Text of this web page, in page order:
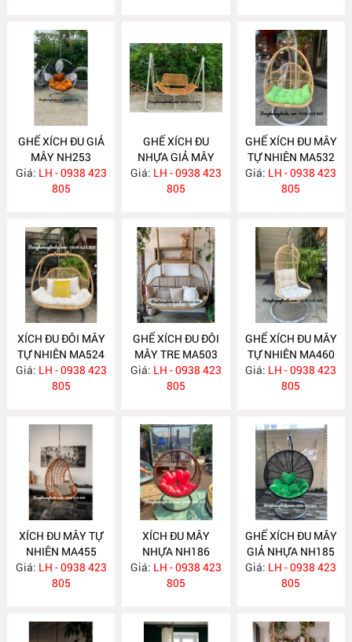
GHẾ XÍCH ĐU GIẢ
MÂY NH253
Giá: LH - 0938 423
805
GHẾ XÍCH ĐU
NHỰA GIẢ MÂY
NGOÀI TRỜI
NH251
Giá: LH - 0938 423
805
GHẾ XÍCH ĐU MÂY
TỰ NHIÊN MA532
Giá: LH - 0938 423
805
XÍCH ĐU ĐÔI MÂY
TỰ NHIÊN MA524
Giá: LH - 0938 423
805
GHẾ XÍCH ĐU ĐÔI
MÂY TRE MA503
Giá: LH - 0938 423
805
GHẾ XÍCH ĐU MÂY
TỰ NHIÊN MA460
Giá: LH - 0938 423
805
XÍCH ĐU MÂY TỰ
NHIÊN MA455
Giá: LH - 0938 423
805
XÍCH ĐU MÂY
NHỰA NH186
Giá: LH - 0938 423
805
GHẾ XÍCH ĐU MÂY
GIẢ NHỰA NH185
Giá: LH - 0938 423
805